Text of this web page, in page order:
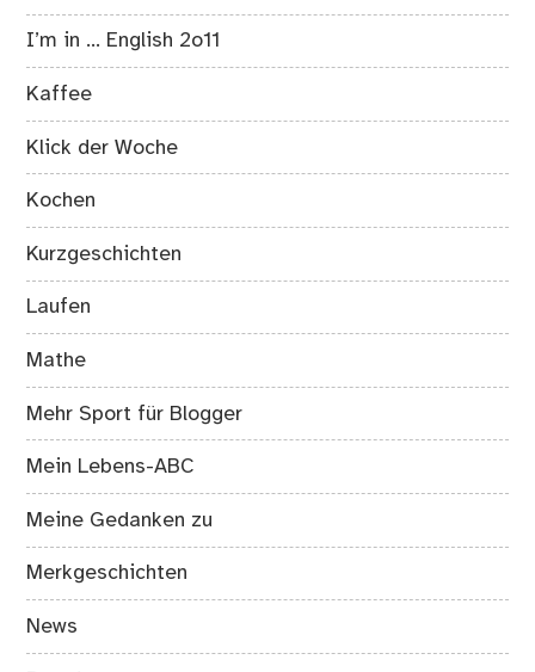
I’m in … English 2o11
Kaffee
Klick der Woche
Kochen
Kurzgeschichten
Laufen
Mathe
Mehr Sport für Blogger
Mein Lebens-ABC
Meine Gedanken zu
Merkgeschichten
News